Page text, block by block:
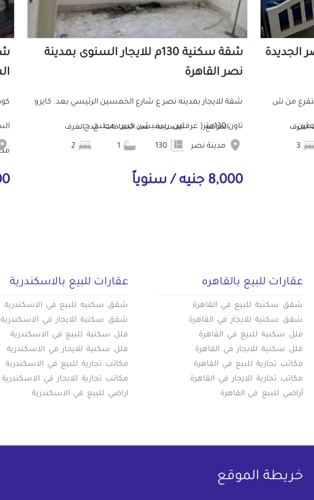
الجديدة
متفرع من ش
الغرف
شقة سكنية 130م للايجار السنوى بمدينة
نصر القاهرة
شقة للايجار بمدينه نصر ع شارع الخمسين الرئيسي بعد. كايرو
تاون 130متر( غرفتين، ريسبشن كبير ، مطبخ، ح...الموقع
مدينة نصر
المساحة عدد الحمامات عدد الغرف
8,000 جنيه / سنوياً
عقارات للبيع بالقاهره
شقق سكنية للبيع في القاهرة
شقق سكنية للايجار في القاهرة
فلل سكنية للبيع في القاهرة
فلل سكنية للايجار في القاهرة
مكاتب تجارية للبيع في القاهرة
مكاتب تجارية للايجار في القاهرة
أراضي للبيع في القاهرة
عقارات للبيع بالاسكندرية
شقق سكنيه للبيع في الاسكندرية
شقق سكنية للايجار في الاسكندرية
فلل سكنية للبيع في الاسكندرية
فلل سكنية للايجار في الاسكندرية
مكاتب تجارية للبيع في الاسكندرية
مكاتب تجارية للايجار في الاسكندرية
اراضي للبيع في الاسكندرية
خريطة الموقع